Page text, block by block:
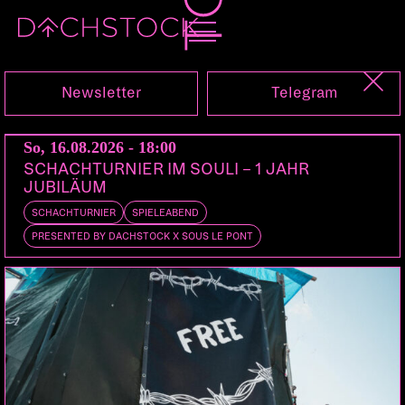
Sa, 11.05.2024
Newsletter Telegram
So, 16.08.2026 - 18:00
SCHACHTURNIER IM SOULI – 1 JAHR
JUBILÄUM
SCHACHTURNIER SPIELEABEND
PRESENTED BY DACHSTOCK X SOUS LE PONT